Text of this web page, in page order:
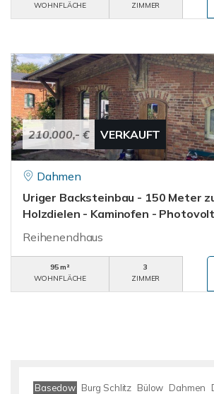
WOHNFLÄCHE
ZIMMER
210.000,- € VERKAUFT
Dahmen
Uriger Backsteinbau - 150 Meter
Holzdielen - Kaminofen -
Reihenendhaus
95 m²
WOHNFLÄCHE
3
ZIMMER
Basedow Burg Schlitz Bülow Dahmen